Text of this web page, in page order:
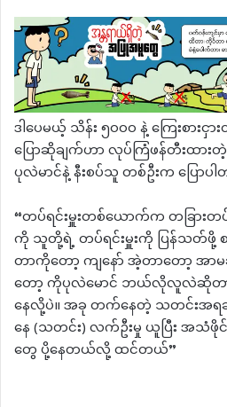
ဒါပေမယ့် သိန်း ၅၀၀၀ နဲ့ ကြေးစာ
ပြောဆိုချက်ဟာ လုပ်ကြံဖန်တီးထာ
ပုလဲမာင်နဲ့ နီးစပ်သူ တစ်ဦးက ပြောပ
“တပ်ရင်းမှူးတစ်ယောက်က တခြား
ကို သူတို့ရဲ့ တပ်ရင်းမှူးကို ပြန်သတ်ဖို့
တာကိုတော့ ကျနော် အဲ့တာတော့ အ
တော့ ကိုပုလဲမောင် ဘယ်လိုလူလဲဆိုတာ
နေလို့ပဲ။ အခု တက်နေတဲ့ သတင်းအ
နေ (သတင်း) လက်ဦးမှု ယူပြီး အသံ
တွေ ပို့နေတယ်လို့ ထင်တယ်”